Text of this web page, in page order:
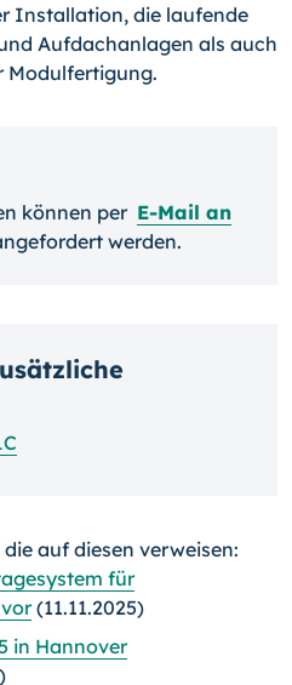
Installation, die laufende
Aufdachanlagen als auch
Modulfertigung.
können per E-Mail an
werden.
auf diesen verweisen:
für
(11.11.2025)
in Hannover